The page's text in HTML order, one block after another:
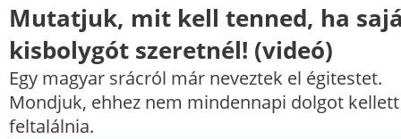
Mutatjuk, mit kell tenned, ha
kisbolygót szeretnél! (videó)
Egy magyar srácról már neveztek el égitestet.
Mondjuk, ehhez nem mindennapi dolgot kellett
feltalálnia.